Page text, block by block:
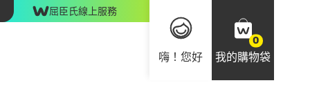
屈臣氏線上服務
嗨！您好
0
我的購物袋